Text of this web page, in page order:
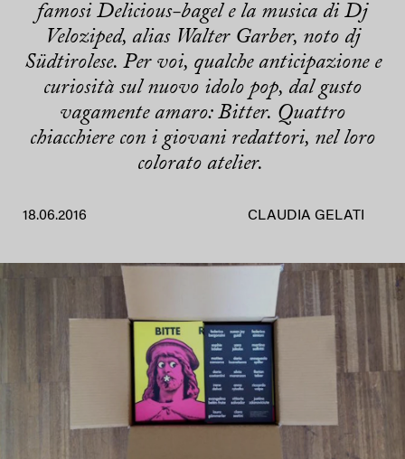
famosi Delicious-bagel e la musica di Dj
Veloziped, alias Walter Garber, noto dj
Südtirolese. Per voi, qualche anticipazione e
curiosità sul nuovo idolo pop, dal gusto
vagamente amaro: Bitter. Quattro
chiacchiere con i giovani redattori, nel loro
colorato atelier.
18.06.2016 CLAUDIA GELATI